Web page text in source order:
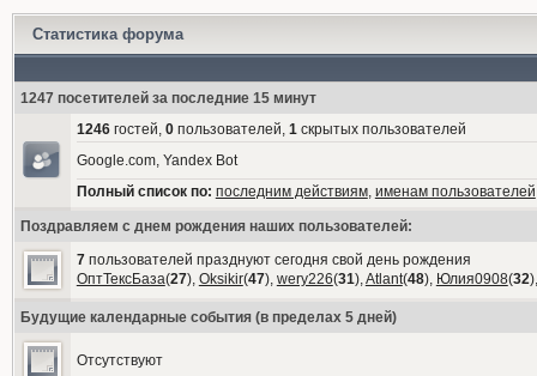
Статистика форума
1247 посетителей за последние 15 минут
1246гостей, 0пользователей, 1скрытых пользователей
Google.com, Yandex Bot
Полный список по: последним действиям, именам пользователей
Поздравляем с днем рождения наших пользователей:
7пользователей празднуют сегодня свой день рождения
ОптТексБаза(27), Oksikir(47), wery226(31),Atlant(48), Юлия0908(32
Будущие календарные события (в пределах 5 дней)
Отсутствуют